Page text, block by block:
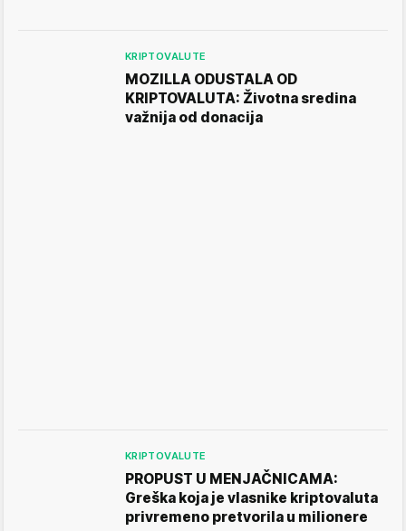
KRIPTOVALUTE
MOZILLA ODUSTALA OD
KRIPTOVALUTA: Životna sredina
važnija od donacija
KRIPTOVALUTE
PROPUST U MENJAČNICAMA:
Greška koja je vlasnike kriptovaluta
privremeno pretvorila u milionere